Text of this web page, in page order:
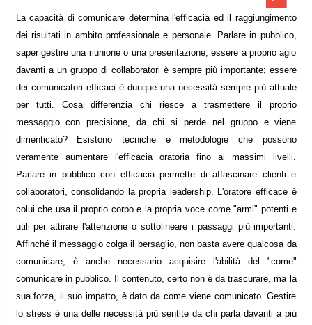
La capacità di comunicare determina l'efficacia ed il raggiungimento
dei risultati in ambito professionale e personale. Parlare in pubblico,
saper gestire una riunione o una presentazione, essere a proprio agio
davanti a un gruppo di collaboratori è sempre più importante; essere
dei comunicatori efficaci è dunque una necessità sempre più attuale
per tutti. Cosa differenzia chi riesce a trasmettere il proprio
messaggio con precisione, da chi si perde nel gruppo e viene
dimenticato? Esistono tecniche e metodologie che possono
veramente aumentare l'efficacia oratoria fino ai massimi livelli.
Parlare in pubblico con efficacia permette di affascinare clienti e
collaboratori, consolidando la propria leadership. L'oratore efficace è
colui che usa il proprio corpo e la propria voce come "armi" potenti e
utili per attirare l'attenzione o sottolineare i passaggi più importanti.
Affinché il messaggio colga il bersaglio, non basta avere qualcosa da
comunicare, è anche necessario acquisire l'abilità del "come"
comunicare in pubblico. Il contenuto, certo non è da trascurare, ma la
sua forza, il suo impatto, è dato da come viene comunicato. Gestire
lo stress è una delle necessità più sentite da chi parla davanti a più